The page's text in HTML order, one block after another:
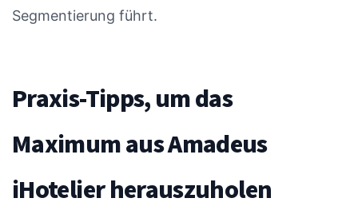
Segmentierung führt.
Praxis-Tipps, um das
Maximum aus Amadeus
iHotelier herauszuholen